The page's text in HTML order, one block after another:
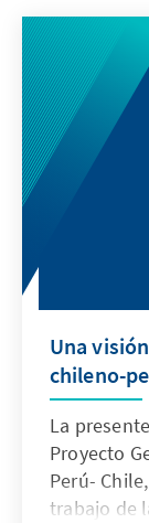
Una
chileno-
La
Proyecto
Perú-
trabajo de